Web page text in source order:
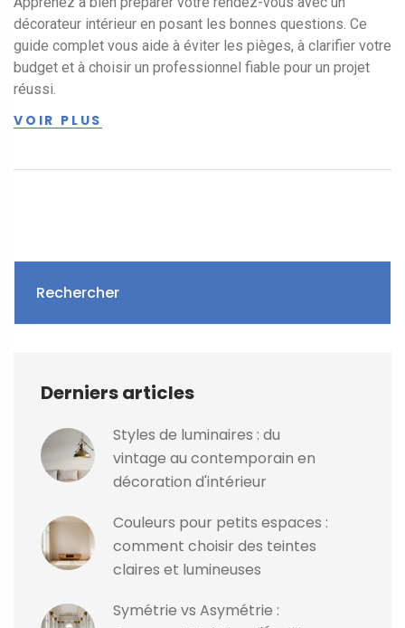
décorateur intérieur en posant les bonnes questions. Ce
guide complet vous aide à éviter les pièges, à clarifier votre
budget et à choisir un professionnel fiable pour un projet
réussi.
VOIR PLUS
Rechercher
Derniers articles
Styles de luminaires : du
vintage au contemporain en
décoration d'intérieur
Couleurs pour petits espaces :
comment choisir des teintes
claires et lumineuses
Symétrie vs Asymétrie :